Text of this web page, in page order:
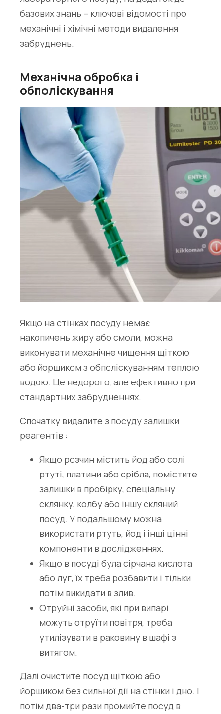
базових знань – ключові відомості про
механічні і хімічні методи видалення
забруднень.
Механічна обробка і
обполіскування
Якщо на стінках посуду немає
накопичень жиру або смоли, можна
виконувати механічне чищення щіткою
або йоршиком з обполіскуванням теплою
водою. Це недорого, але ефективно при
стандартних забрудненнях.
Спочатку видалите з посуду залишки
реагентів :
Якщо розчин містить йод або солі
ртуті, платини або срібла, помістите
залишки в пробірку, спеціальну
склянку, колбу або іншу скляний
посуд. У подальшому можна
використати ртуть, йод і інші цінні
компоненти в дослідженнях.
Якщо в посуді була сірчана кислота
або луг, їх треба розбавити і тільки
потім викидати в злив.
Отруйні засоби, які при випарі
можуть отруїти повітря, треба
утилізувати в раковину в шафі з
витягом.
Далі очистите посуд щіткою або
йоршиком без сильної дії на стінки і дно. І
потім два-три рази промийте посуд в